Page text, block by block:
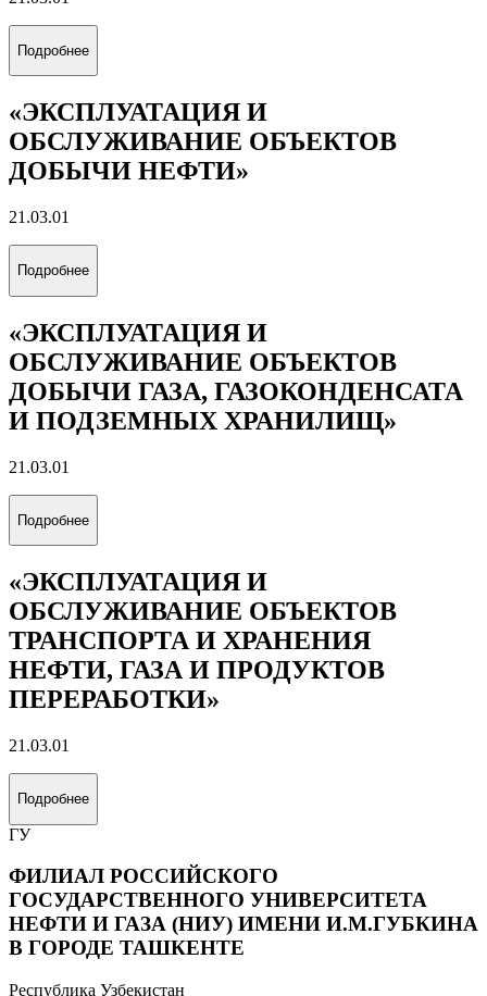
«ЭКОНОМИКА И ПРОЕКТЫ
УСТОЙЧИВОГО РАЗВИТИЯ
ЭНЕРГЕТИКИ»
Подробнее
«ЭНЕРГОЭКОНОМИКА»
Подробнее
«УПРАВЛЕНИЕ БИЗНЕСОМ В
ЭНЕРГЕТИКЕ»
«МЕЖДУНАРОДНЫЙ
МЕНЕДЖМЕНТ»
38.03.02
Подробнее
«БУРЕНИЕ НЕФТЯНЫХ И ГАЗОВЫХ
СКВАЖИН»
21.03.01
Подробнее